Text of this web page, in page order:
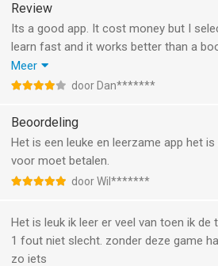
Review
Its a good app. It cost money but I
learn fast and it works better than a
more fun. With the app you can
that difficult so if you want to learn
for English beginners for there
Meer
door Dan*******
Beoordeling
Het is een leuke en leerzame app het
voor moet betalen.
door Wil*******
Het is leuk ik leer er veel van toen ik de
1 fout niet slecht. zonder deze game
zo iets